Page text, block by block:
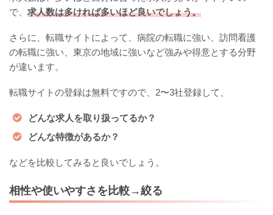
で、 求人数は多ければ多いほど良いでしょう。
さらに、転職サイトによって、病院の転職に強い、訪問看護
の転職に強い、東京の地域に強いなど強みや得意とする分野
が違います。
転職サイトの登録は無料ですので、2〜3社登録して、
どんな求人を取り扱ってるか？
どんな特徴があるか？
などを比較してみると良いでしょう。
相性や使いやすさを比較→絞る